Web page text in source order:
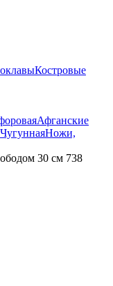
Костровые
Афганские
ЧугуннаяНожи,
30 см 738